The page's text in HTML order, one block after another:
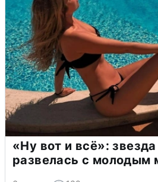
«Ну вот и всё»:
развелась с молодым